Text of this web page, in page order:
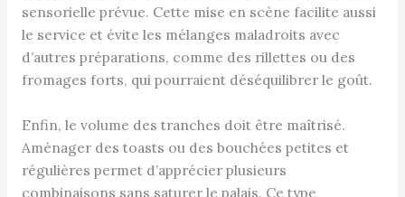
sensorielle prévue. Cette mise en scène facilite aussi
le service et évite les mélanges maladroits avec
d’autres préparations, comme des rillettes ou des
fromages forts, qui pourraient déséquilibrer le goût.
Enfin, le volume des tranches doit être maîtrisé.
Aménager des toasts ou des bouchées petites et
régulières permet d’apprécier plusieurs
combinaisons sans saturer le palais. Ce type